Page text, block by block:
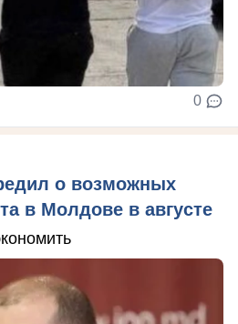
0
о возможных
в Молдове в августе